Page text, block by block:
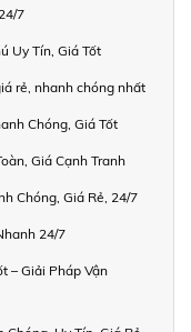
7
Uy Tín, Giá Tốt
rẻ, nhanh chóng nhất
Chóng, Giá Tốt
Giá Cạnh Tranh
Chóng, Giá Rẻ, 24/7
24/7
– Giải Pháp Vận